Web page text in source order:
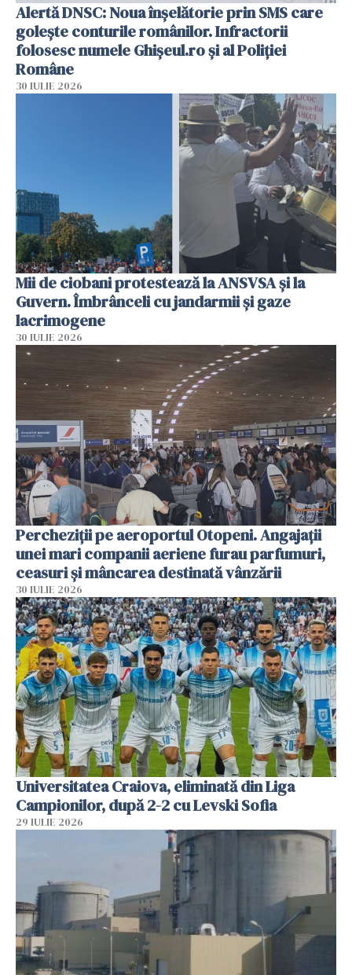
Alertă DNSC: Noua înșelătorie prin SMS care
golește conturile românilor. Infractorii
folosesc numele Ghișeul.ro și al Poliției
Române
30 IULIE 2026
Mii de ciobani protestează la ANSVSA și la
Guvern. Îmbrânceli cu jandarmii și gaze
lacrimogene
30 IULIE 2026
Percheziții pe aeroportul Otopeni. Angajații
unei mari companii aeriene furau parfumuri,
ceasuri și mâncarea destinată vânzării
30 IULIE 2026
Universitatea Craiova, eliminată din Liga
Campionilor, după 2-2 cu Levski Sofia
29 IULIE 2026